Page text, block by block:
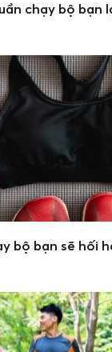
chạy bộ bạn
bộ bạn sẽ hối